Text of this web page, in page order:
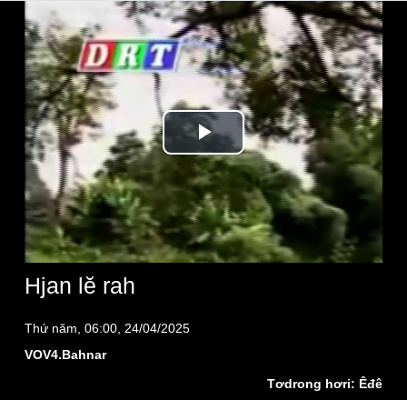
Play
Video
Hjan lĕ rah
Thứ năm, 06:00, 24/04/2025
VOV4.Bahnar
Tơdrong hơri: Êđê